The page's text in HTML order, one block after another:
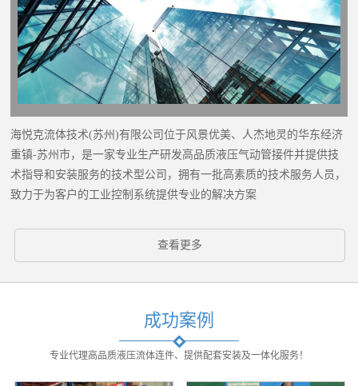
海悦克流体技术(苏州)有限公司位于风景优美、人杰地灵的华东经济
重镇-苏州市，是一家专业生产研发高品质液压气动管接件并提供技
术指导和安装服务的技术型公司，拥有一批高素质的技术服务人员，
致力于为客户的工业控制系统提供专业的解决方案
查看更多
成功案例
专业代理高品质液压流体连件、提供配套安装及一体化服务！